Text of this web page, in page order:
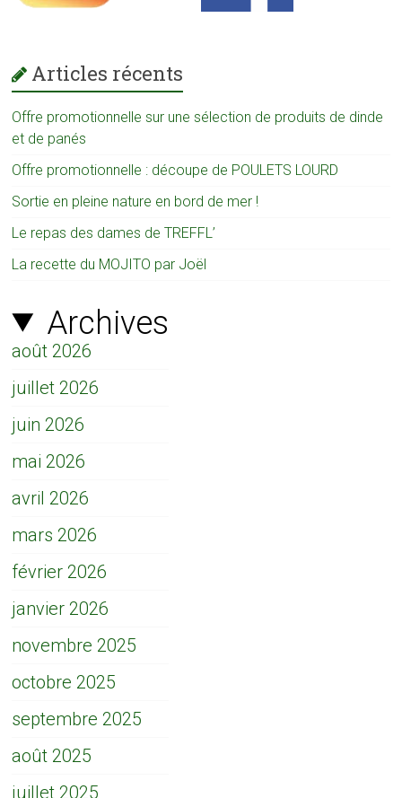
Articles récents
Offre promotionnelle sur une sélection de produits de dinde
et de panés
Offre promotionnelle : découpe de POULETS LOURD
Sortie en pleine nature en bord de mer !
Le repas des dames de TREFFL’
La recette du MOJITO par Joël
Archives
août 2026
juillet 2026
juin 2026
mai 2026
avril 2026
mars 2026
février 2026
janvier 2026
novembre 2025
octobre 2025
septembre 2025
août 2025
juillet 2025